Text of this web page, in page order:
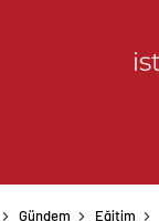
Gündem Eğitim